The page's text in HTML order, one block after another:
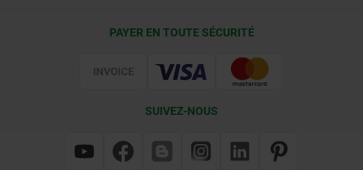
PAYER EN TOUTE SÉCURITÉ
SUIVEZ-NOUS